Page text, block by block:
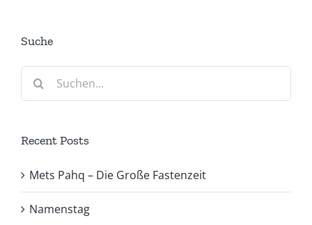
Suche
Suche
nach:
Recent Posts
Mets Pahq – Die Große Fastenzeit
Namenstag